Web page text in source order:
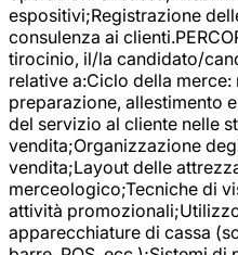
espositivi;Registrazione
consulenza ai
tirocinio, il/la candidato/
relative a:Ciclo della
preparazione, allestimento
del servizio al cliente nelle
vendita;Organizzazione
vendita;Layout delle
merceologico;Tecniche di
attività
apparecchiature di cassa